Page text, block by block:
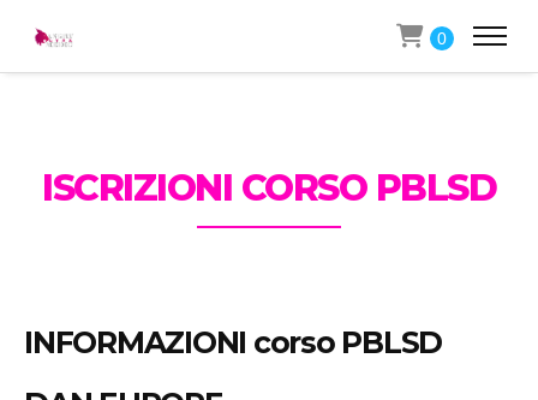
0
ISCRIZIONI CORSO PBLSD
INFORMAZIONI corso PBLSD